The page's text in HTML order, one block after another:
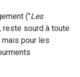
("Les
reste sourd à toute
pour les